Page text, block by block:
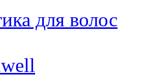
для волос